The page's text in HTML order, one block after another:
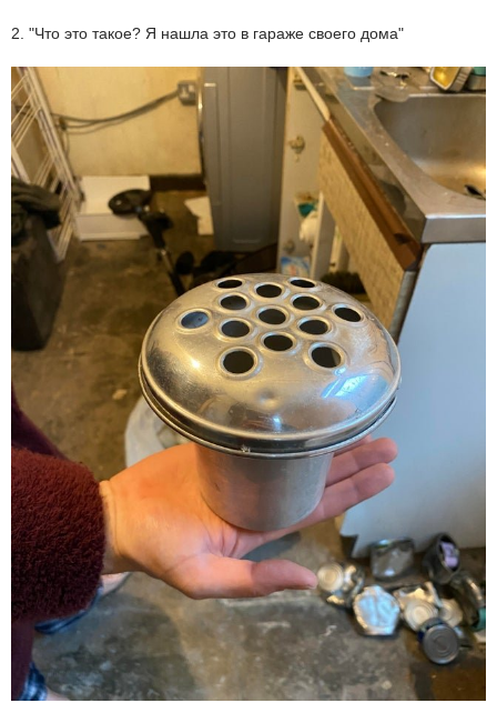
2. "Что это такое? Я нашла это в гараже своего дома"